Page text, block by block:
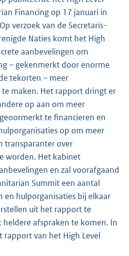
Financing op 17 januari in
verzoek van de Secretaris-
Naties komt het High
aanbevelingen om
– gekenmerkt door enorme
tekorten – meer
maken. Het rapport dringt er
op aan om meer
te financieren en
op om meer
transparanter over
worden. Het kabinet
en zal voorafgaand
Summit een aantal
en hulporganisaties bij elkaar
uit het rapport te
heldere afspraken te komen. In
rapport van het High Level